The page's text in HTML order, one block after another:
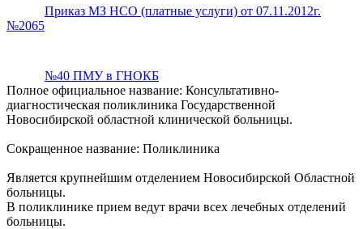
Приказ МЗ НСО (платные услуги) от 07.11.2012г.
№2065
№40 ПМУ в ГНОКБ
Полное официальное название: Консультативно-
диагностическая поликлиника Государственной
Новосибирской областной клинической больницы.
Сокращенное название: Поликлиника
Является крупнейшим отделением Новосибирской Областной
больницы.
В поликлинике прием ведут врачи всех лечебных отделений
больницы.